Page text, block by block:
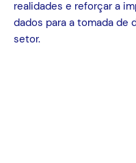
realidades e reforçar a
dados para a tomada de
setor.